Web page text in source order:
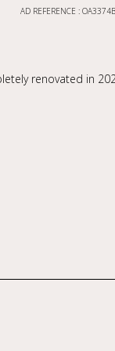
AD REFERENCE :
renovated in